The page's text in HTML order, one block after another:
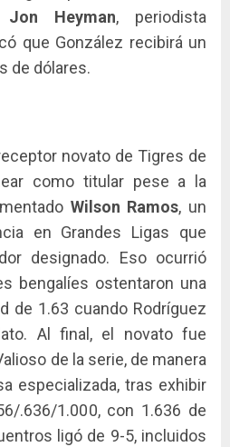
Jon Heyman, periodista
que González recibirá un
de dólares.
novato de Tigres de
como titular pese a la
Wilson Ramos, un
en Grandes Ligas que
designado. Eso ocurrió
bengalíes ostentaron una
de 1.63 cuando Rodríguez
Al final, el novato fue
de la serie, de manera
especializada, tras exhibir
.636/1.000, con 1.636 de
ligó de 9-5, incluidos